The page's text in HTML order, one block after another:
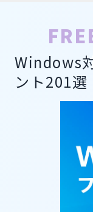
Windows
ント201選